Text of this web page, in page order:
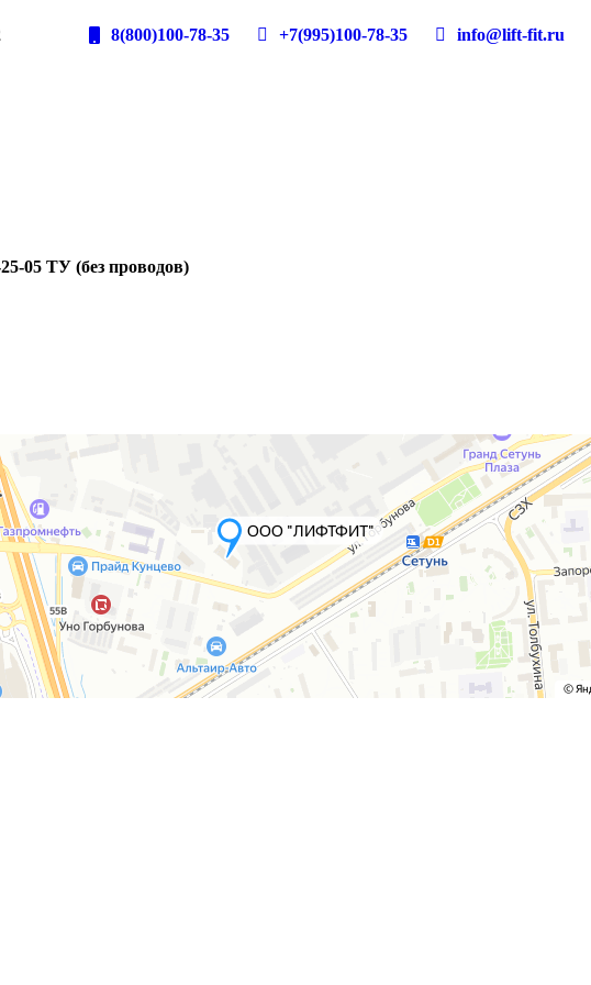
8(800)100-78-35 +7(995)100-78-35 info@lift-fit.ru
05 ТУ (без проводов)